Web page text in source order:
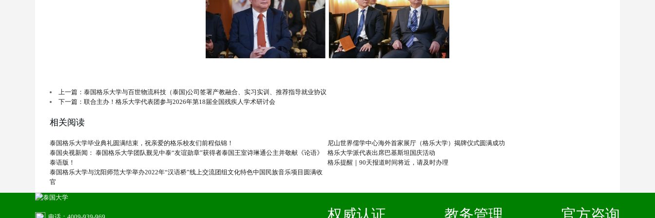
上一篇：泰国格乐大学与百世物流科技（泰国)公司签署产教融合、实习实训、推荐指导就业协议
下一篇：联合主办！格乐大学代表团参与2026年第18届全国残疾人学术研讨会
相关阅读
泰国格乐大学毕业典礼圆满结束，祝亲爱的格乐校友们前程似锦！
尼山世界儒学中心海外首家展厅（格乐大学）揭牌仪式圆满成功
泰国央视新闻： 泰国格乐大学团队觐见中泰“友谊勋章”获得者泰国王室诗琳通公主并敬献《论语》
泰语版！
格乐大学派代表出席巴基斯坦国庆活动
格乐提醒｜90天报道时间将近，请及时办理
泰国格乐大学与沈阳师范大学举办2022年“汉语桥”线上交流团组文化特色中国民族音乐项目圆满收
官
权威认证 教务管理 官方咨询